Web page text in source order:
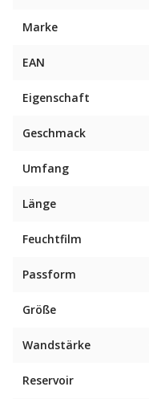
Marke
EAN
Eigenschaft
Geschmack
Umfang
Länge
Feuchtfilm
Passform
Größe
Wandstärke
Reservoir